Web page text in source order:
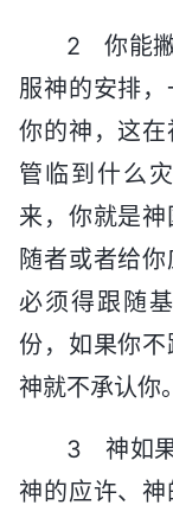
2 你能撇
服神的安排，
你的神，这
管临到什么
来，你就是
随者或者给
必须得跟随
份，如果你不
神就不承认你。
3 神如果
神的应许、